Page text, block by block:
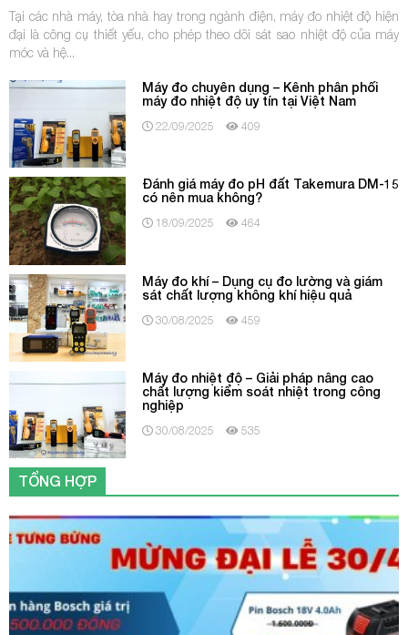
Tại các nhà máy, tòa nhà hay trong ngành điện, máy đo nhiệt độ hiện
đại là công cụ thiết yếu, cho phép theo dõi sát sao nhiệt độ của máy
móc và hệ...
Máy đo chuyên dụng – Kênh phân phối
máy đo nhiệt độ uy tín tại Việt Nam
22/09/2025 409
Đánh giá máy đo pH đất Takemura DM-15
có nên mua không?
18/09/2025 464
Máy đo khí – Dụng cụ đo lường và giám
sát chất lượng không khí hiệu quả
30/08/2025 459
Máy đo nhiệt độ – Giải pháp nâng cao
chất lượng kiểm soát nhiệt trong công
nghiệp
30/08/2025 535
TỔNG HỢP